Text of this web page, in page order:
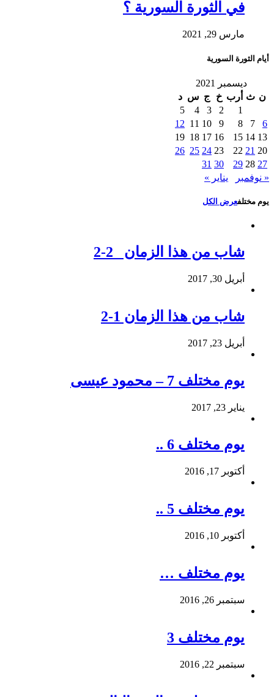
في الثورة السورية ؟
مارس 29, 2021
أيام الثورة السورية
ديسمبر 2021
ن ث أرب خ ج س د
1
2
3
4
5
6
7
8
9
10
11
12
13
14
15
16
17
18
19
20
21
22
23
24
25
26
27
28
29
30
31
« نوفمبر
يناير »
يوم مختلفعرض الكل
شاب من هذا الزمان 2-2
أبريل 30, 2017
شاب من هذا الزمان 1-2
أبريل 23, 2017
يوم مختلف 7 – محمود عيسى
يناير 23, 2017
يوم مختلف 6 ..
أكتوبر 17, 2016
يوم مختلف 5 ..
أكتوبر 10, 2016
يوم مختلف …
سبتمبر 26, 2016
يوم مختلف 3
سبتمبر 22, 2016